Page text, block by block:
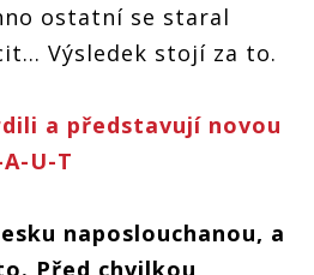
ostatní se staral
Výsledek stojí za to.
a představují novou
U-T
naposlouchanou, a
Před chvilkou